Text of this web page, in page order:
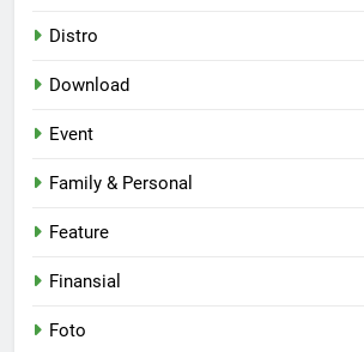
Distro
Download
Event
Family & Personal
Feature
Finansial
Foto